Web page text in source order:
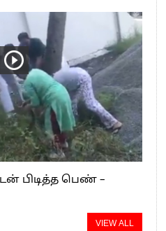
பிடித்த பெண் –
VIEW ALL